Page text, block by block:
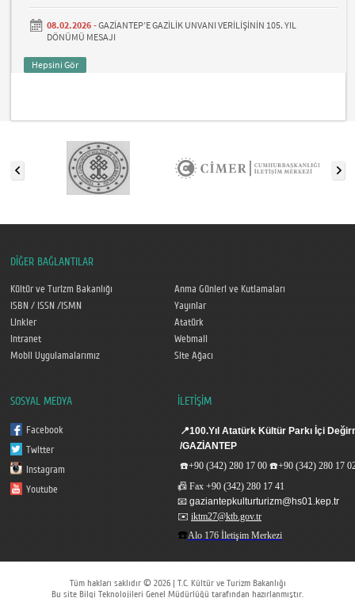
08.02.2026 -GAZİANTEP’E GAZİLİK UNVANI VERİLİŞİNİN 105. YIL
DÖNÜMÜ MESAJI
Hepsini Gör
DİĞER BAĞLANTILAR
Kültür ve Turizm Bakanlığı
Anma Günleri ve Kutlamaları
ISBN / ISSN /ISMN
Yayınlar
Linkler
Atatürk
Intranet
Webmail
Mobil Uygulamalarımız
Site Ağacı
SOSYAL MEDYA
Facebook
Twitter
Instagram
Youtube
İLETİŞİM
📍100.Yıl Atatürk Kültür Parkı İçi
/GAZİANTEP
☎️+90 (342) 280 17 00 ☎️+90 (342) 280 17
📠 Fax +90 (342) 280 17 41
📧 gaziantepkulturturizm@hs01.kep.tr
✉️ iktm27@ktb.gov.tr
☎️Alo 176 İletişim Merkezi
Tüm hakları saklıdır © 2026 | T.C. Kültür ve Turizm Bakanlığı
Bu site Bilgi Teknolojileri Genel Müdürlüğü tarafından hazırlanmıştır.